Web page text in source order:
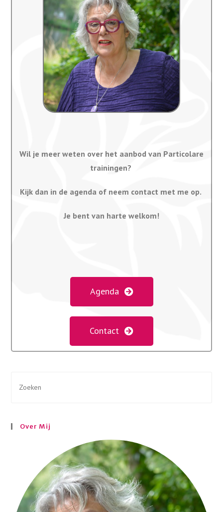
Wil je meer weten over het aanbod van Particolare
trainingen?
Kijk dan in de agenda of neem contact met me op.
Je bent van harte welkom!
Agenda
Contact
Over Mij